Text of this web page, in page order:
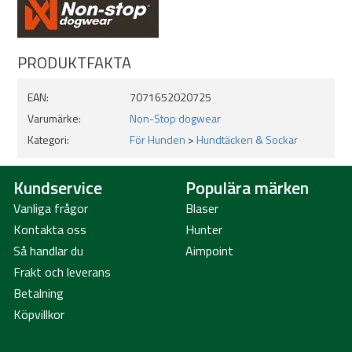
PRODUKTFAKTA
EAN:
7071652020725
Varumärke:
Non-Stop dogwear
Kategori:
För Hunden >Hundtäcken & Sockar
Kundservice
Vanliga frågor
Kontakta oss
Så handlar du
Frakt och leverans
Betalning
Köpvillkor
Populära märken
Blaser
Hunter
Aimpoint